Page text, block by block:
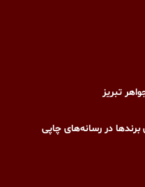
تبریز
در رسانه‌های چاپی